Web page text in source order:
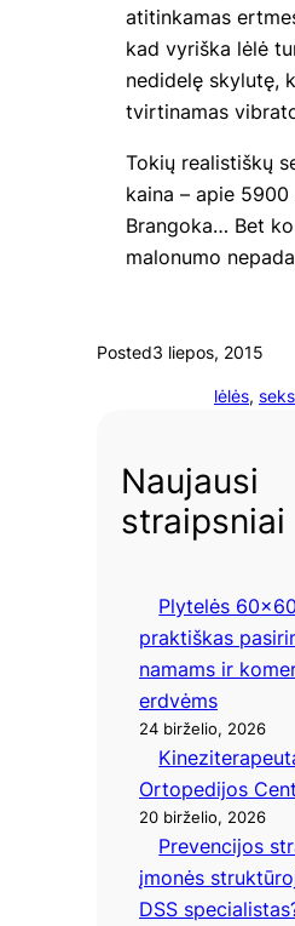
atitinkamas
kad vyriška lėlė
nedidelę skylutę,
tvirtinamas
Tokių realistiškų
kaina – apie
Brangoka… Bet
malonumo
Posted3 liepos, 2015
lėlės,
Naujausi
straipsniai
Plytelės
praktiškas
namams ir
erdvėms
24 birželio, 2026
Ortopedijos
20 birželio, 2026
Prevencijos
įmonės
DSS